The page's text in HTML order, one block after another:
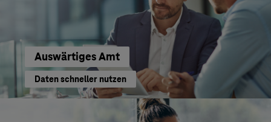
Auswärtiges Amt
Daten schneller nutzen